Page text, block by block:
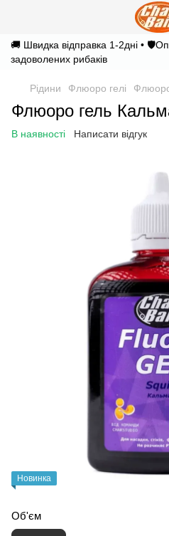
🚚 Швидка відправка 1-2дні •
задоволених рибаків
Рідини Флюоро гелі
Флюоро гель
В наявності Написати відгук
Новинка
Об'єм